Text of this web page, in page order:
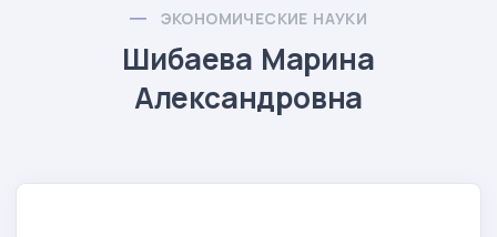
ЭКОНОМИЧЕСКИЕ НАУКИ
Шибаева Марина
Александровна